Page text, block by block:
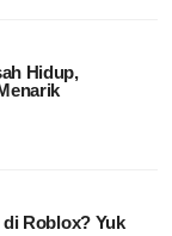
Hidup,
Roblox? Yuk